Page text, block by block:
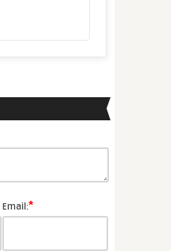
Email:*